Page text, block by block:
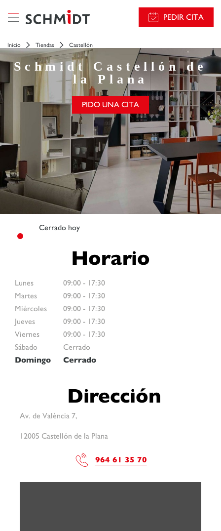
PEDIR CITA
Inicio Tiendas Castellón
Schmidt Castellón de
la Plana
PIDO UNA CITA
Cerrado hoy
Horario
Lunes 09:00 - 17:30
Martes
09:00 - 17:30
Miércoles
09:00 - 17:30
Jueves
09:00 - 17:30
Viernes
09:00 - 17:30
Sábado
Cerrado
Domingo
Cerrado
Dirección
Av. de València 7,
12005 Castellón de la Plana
964 61 35 70